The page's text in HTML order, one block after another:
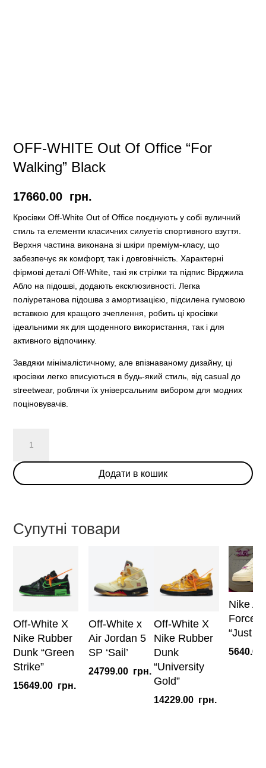
OFF-WHITE Out Of Office “For
Walking” Black
17660.00 грн.
Кросівки Off-White Out of Office поєднують у собі вуличний
стиль та елементи класичних силуетів спортивного взуття.
Верхня частина виконана зі шкіри преміум-класу, що
забезпечує як комфорт, так і довговічність. Характерні
фірмові деталі Off-White, такі як стрілки та підпис Вірджила
Абло на підошві, додають ексклюзивності. Легка
поліуретанова підошва з амортизацією, підсилена гумовою
вставкою для кращого зчеплення, робить ці кросівки
ідеальними як для щоденного використання, так і для
активного відпочинку.
Завдяки мінімалістичному, але впізнаваному дизайну, ці
кросівки легко вписуються в будь-який стиль, від casual до
streetwear, роблячи їх універсальним вибором для модних
поціновувачів.
WHITE
Out
Of
Black
Додати в кошик
Супутні товари
Off-White X
Nike Rubber
Dunk “Green
Strike”
15649.00 грн.
Off-White x
Air Jordan 5
SP ‘Sail’
24799.00 грн.
Off-White X
Nike Rubber
Dunk
“University
Gold”
14229.00 грн.
Nike Air
Force
“Just
5640.00